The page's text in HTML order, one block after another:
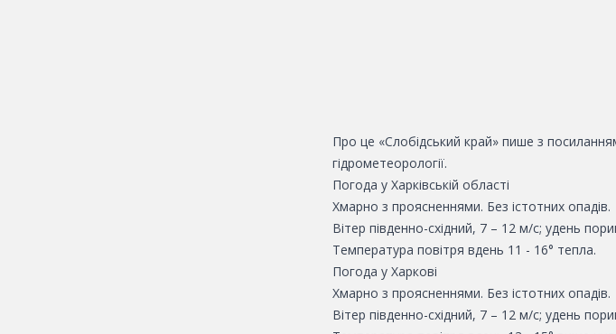
Про це «Слобідський край» пише з
гідрометеорології.
Погода у Харківській області
Хмарно з проясненнями. Без істотних опадів.
Вітер південно-східний, 7 – 12 м/с; удень
Температура повітря вдень 11 - 16° тепла.
Погода у Харкові
Хмарно з проясненнями. Без істотних опадів.
Вітер південно-східний, 7 – 12 м/с; удень